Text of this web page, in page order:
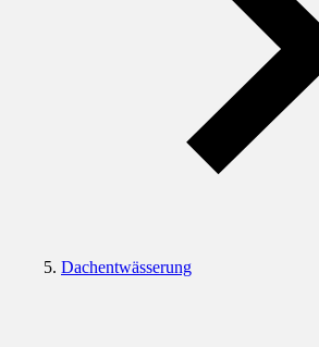
Dachentwässerung